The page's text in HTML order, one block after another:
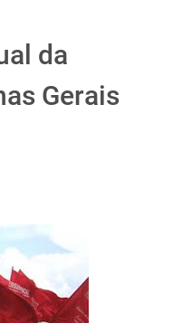
da
Gerais